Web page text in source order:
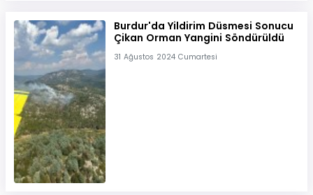
Burdur'da Yildirim Düsmesi Sonucu
Çikan Orman Yangini Söndürüldü
31 Ağustos 2024 Cumartesi